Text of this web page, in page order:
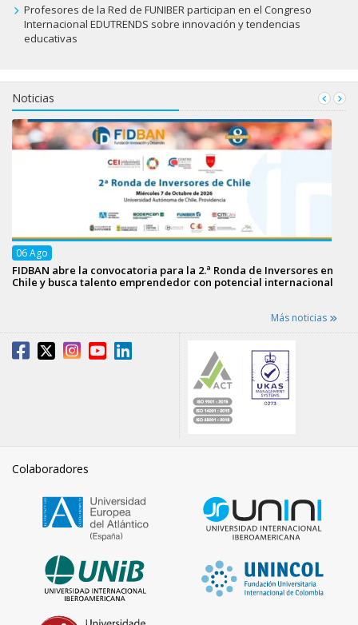
Profesores de la Red de FUNIBER participan en el Congreso
Internacional EDUTRENDS sobre innovación y tendencias
educativas
Noticias
06Ago
FIDBAN abre la convocatoria para la 2.ª Ronda de Inversores en
Chile y busca talento emprendedor con potencial internacional
Más noticias
Colaboradores